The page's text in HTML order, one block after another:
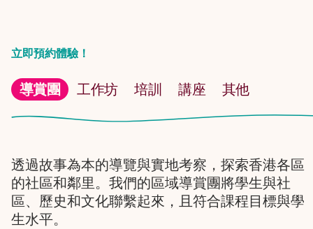
立即預約體驗！
導賞團 工作坊 培訓 講座 其他
透過故事為本的導覽與實地考察，探索香港各區
的社區和鄰里。我們的區域導賞團將學生與社
區、歷史和文化聯繫起來，且符合課程目標與學
生水平。